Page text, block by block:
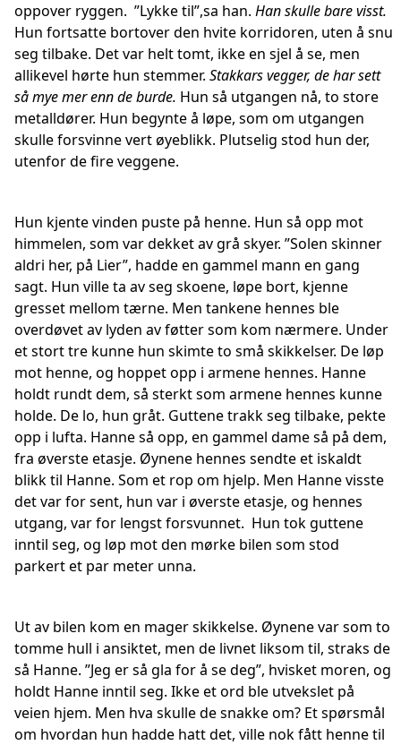
oppover ryggen. ”Lykke til”,sa han. Han skulle bare visst.
Hun fortsatte bortover den hvite korridoren, uten å snu
seg tilbake. Det var helt tomt, ikke en sjel å se, men
allikevel hørte hun stemmer. Stakkars vegger, de har sett
så mye mer enn de burde. Hun så utgangen nå, to store
metalldører. Hun begynte å løpe, som om utgangen
skulle forsvinne vert øyeblikk. Plutselig stod hun der,
utenfor de fire veggene.
Hun kjente vinden puste på henne. Hun så opp mot
himmelen, som var dekket av grå skyer. ”Solen skinner
aldri her, på Lier”, hadde en gammel mann en gang
sagt. Hun ville ta av seg skoene, løpe bort, kjenne
gresset mellom tærne. Men tankene hennes ble
overdøvet av lyden av føtter som kom nærmere. Under
et stort tre kunne hun skimte to små skikkelser. De løp
mot henne, og hoppet opp i armene hennes. Hanne
holdt rundt dem, så sterkt som armene hennes kunne
holde. De lo, hun gråt. Guttene trakk seg tilbake, pekte
opp i lufta. Hanne så opp, en gammel dame så på dem,
fra øverste etasje. Øynene hennes sendte et iskaldt
blikk til Hanne. Som et rop om hjelp. Men Hanne visste
det var for sent, hun var i øverste etasje, og hennes
utgang, var for lengst forsvunnet. Hun tok guttene
inntil seg, og løp mot den mørke bilen som stod
parkert et par meter unna.
Ut av bilen kom en mager skikkelse. Øynene var som to
tomme hull i ansiktet, men de livnet liksom til, straks de
så Hanne. ”Jeg er så gla for å se deg”, hvisket moren, og
holdt Hanne inntil seg. Ikke et ord ble utvekslet på
veien hjem. Men hva skulle de snakke om? Et spørsmål
om hvordan hun hadde hatt det, ville nok fått henne til